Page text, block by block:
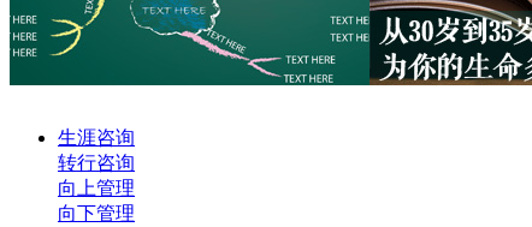
生涯咨询
转行咨询
向上管理
向下管理